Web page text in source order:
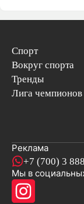
Спорт
Вокруг спорта
Тренды
Лига чемпионов
Реклама
+7 (700) 3
Мы в